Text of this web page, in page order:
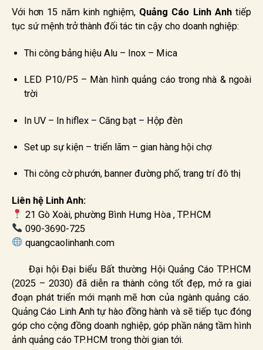
Với hơn 15 năm kinh nghiệm, Quảng Cáo Linh Anhtiếp
tục sứ mệnh trở thành đối tác tin cậy cho doanh nghiệp:
Thi công bảng hiệu Alu – Inox – Mica
LED P10/P5 – Màn hình quảng cáo trong nhà & ngoài
trời
In UV – In hiflex – Căng bạt – Hộp đèn
Set up sự kiện – triển lãm – gian hàng hội chợ
Thi công cờ phướn, banner đường phố, trang trí đô thị
Liên hệ Linh Anh:
21 Gò Xoài, phường Bình Hưng Hòa , TP.HCM
090-3690-725
quangcaolinhanh.com
Đại hội Đại biểu Bất thường Hội Quảng Cáo TP.HCM
(2025 – 2030) đã diễn ra thành công tốt đẹp, mở ra giai
đoạn phát triển mới mạnh mẽ hơn của ngành quảng cáo.
Quảng Cáo Linh Anh tự hào đồng hành và sẽ tiếp tục đóng
góp cho cộng đồng doanh nghiệp, góp phần nâng tầm hình
ảnh quảng cáo TP.HCM trong thời gian tới.